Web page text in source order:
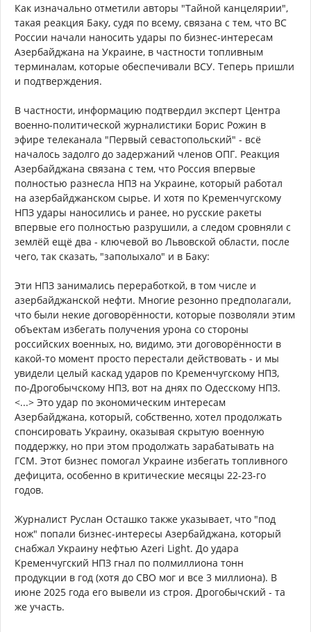
Как изначально отметили авторы "Тайной канцелярии",
такая реакция Баку, судя по всему, связана с тем, что ВС
России начали наносить удары по бизнес-интересам
Азербайджана на Украине, в частности топливным
терминалам, которые обеспечивали ВСУ. Теперь пришли
и подтверждения.
В частности, информацию подтвердил эксперт Центра
военно-политической журналистики Борис Рожин в
эфире телеканала "Первый севастопольский" - всё
началось задолго до задержаний членов ОПГ. Реакция
Азербайджана связана с тем, что Россия впервые
полностью разнесла НПЗ на Украине, который работал
на азербайджанском сырье. И хотя по Кременчугскому
НПЗ удары наносились и ранее, но русские ракеты
впервые его полностью разрушили, а следом сровняли с
землёй ещё два - ключевой во Львовской области, после
чего, так сказать, "заполыхало" и в Баку:
Эти НПЗ занимались переработкой, в том числе и
азербайджанской нефти. Многие резонно предполагали,
что были некие договорённости, которые позволяли этим
объектам избегать получения урона со стороны
российских военных, но, видимо, эти договорённости в
какой-то момент просто перестали действовать - и мы
увидели целый каскад ударов по Кременчугскому НПЗ,
по-Дрогобычскому НПЗ, вот на днях по Одесскому НПЗ.
<...> Это удар по экономическим интересам
Азербайджана, который, собственно, хотел продолжать
спонсировать Украину, оказывая скрытую военную
поддержку, но при этом продолжать зарабатывать на
ГСМ. Этот бизнес помогал Украине избегать топливного
дефицита, особенно в критические месяцы 22-23-го
годов.
Журналист Руслан Осташко также указывает, что "под
нож" попали бизнес-интересы Азербайджана, который
снабжал Украину нефтью Azeri Light. До удара
Кременчугский НПЗ гнал по полмиллиона тонн
продукции в год (хотя до СВО мог и все 3 миллиона). В
июне 2025 года его вывели из строя. Дрогобычский - та
же участь.